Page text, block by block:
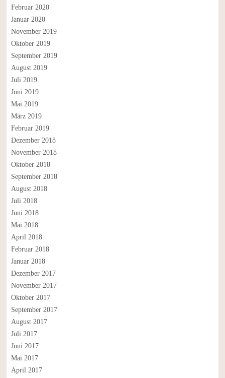
Februar 2020
Januar 2020
November 2019
Oktober 2019
September 2019
August 2019
Juli 2019
Juni 2019
Mai 2019
März 2019
Februar 2019
Dezember 2018
November 2018
Oktober 2018
September 2018
August 2018
Juli 2018
Juni 2018
Mai 2018
April 2018
Februar 2018
Januar 2018
Dezember 2017
November 2017
Oktober 2017
September 2017
August 2017
Juli 2017
Juni 2017
Mai 2017
April 2017